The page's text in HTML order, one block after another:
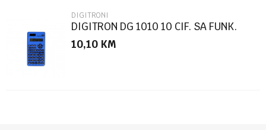
DIGITRONI
DIGITRON DG 1010 10 CIF. SA FUNK.
10,10 KM